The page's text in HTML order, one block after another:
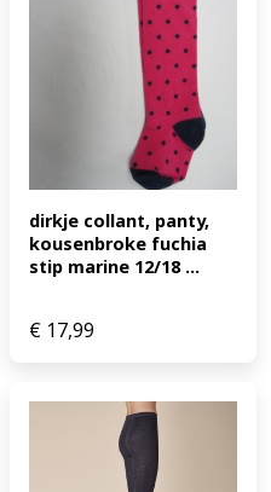
dirkje collant, panty,
kousenbroke fuchia
stip marine 12/18 ...
€ 17,99